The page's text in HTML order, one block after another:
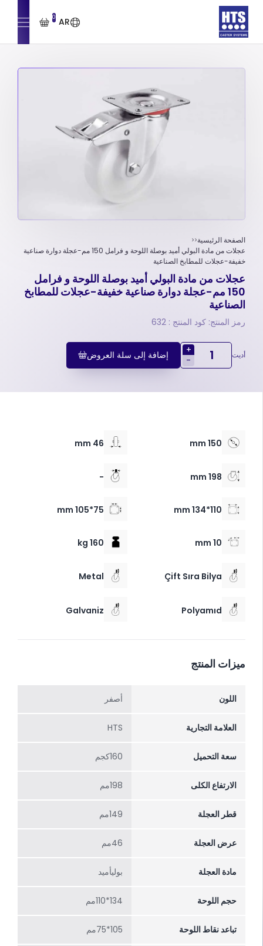
AR
0
الصفحة الرئيسية
عجلات من مادة البولي أميد بوصلة اللوحة و فرامل 150 مم-عجلة دوارة صناعية
خفيفة-عجلات للمطابخ الصناعية
عجلات من مادة البولي أميد بوصلة اللوحة و فرامل
150 مم-عجلة دوارة صناعية خفيفة-عجلات للمطابخ
الصناعية
رمز المنتج: كود المنتج : 632
أديت
+
-
إضافة إلى سلة العروض
150 mm
46 mm
198 mm
-
110*134 mm
75*105 mm
10 mm
160 kg
Çift Sıra Bilya
Metal
Polyamıd
Galvaniz
ميزات المنتج
اللون أصفر
العلامة التجارية HTS
سعة التحميل 160كجم
الارتفاع الکلی 198مم
قطر العجلة 149مم
عرض العجلة 46مم
مادة العجلة بوليأميد
حجم اللوحة 134*110مم
تباعد نقاط اللوحة 105*75مم